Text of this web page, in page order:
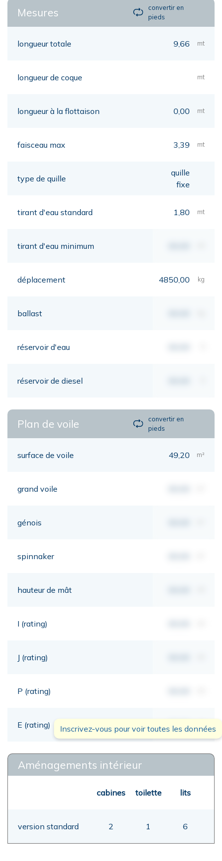
Mesures
convertir en
pieds
longueur totale 9,66 mt
longueur de coque mt
longueur à la flottaison 0,00 mt
faisceau max 3,39 mt
type de quille
quille
fixe
tirant d'eau standard 1,80 mt
tirant d'eau minimum
déplacement 4850,00 kg
ballast
réservoir d'eau
réservoir de diesel
Plan de voile
convertir en
pieds
surface de voile 49,20 m²
grand voile
génois
spinnaker
hauteur de mât
I (rating)
J (rating)
P (rating)
E (rating) 00,00
Inscrivez-vous pour voir toutes les données
Aménagements intérieur
cabines toilette lits
version standard 2 1 6